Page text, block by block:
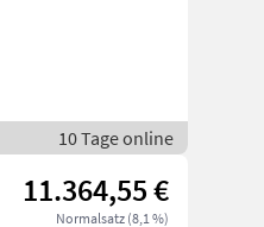
10 Tage online
11.364,55 €
Normalsatz (8,1 %)